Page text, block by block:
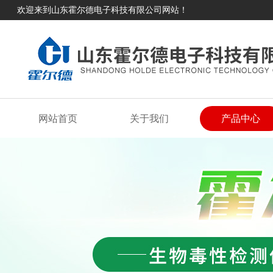
欢迎来到山东霍尔德电子科技有限公司网站！
网站首页 关于我们 产品中心